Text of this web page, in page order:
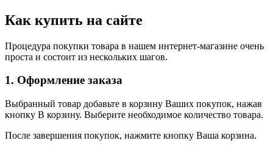
Как купить на сайте
Процедура покупки товара в нашем интернет-магазине очень
проста и состоит из нескольких шагов.
1. Оформление заказа
Выбранный товар добавьте в корзину Ваших покупок, нажав
кнопку В корзину. Выберите необходимое количество товара.
После завершения покупок, нажмите кнопку Ваша корзина.